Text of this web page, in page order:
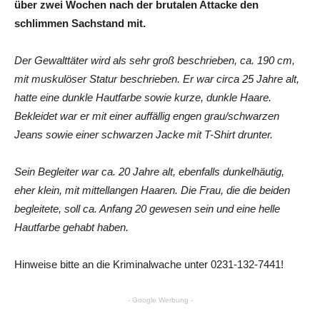
über zwei Wochen nach der brutalen Attacke den
schlimmen Sachstand mit.
Der Gewalttäter wird als sehr groß beschrieben, ca. 190 cm,
mit muskulöser Statur beschrieben. Er war circa 25 Jahre alt,
hatte eine dunkle Hautfarbe sowie kurze, dunkle Haare.
Bekleidet war er mit einer auffällig engen grau/schwarzen
Jeans sowie einer schwarzen Jacke mit T-Shirt drunter.
Sein Begleiter war ca. 20 Jahre alt, ebenfalls dunkelhäutig,
eher klein, mit mittellangen Haaren. Die Frau, die die beiden
begleitete, soll ca. Anfang 20 gewesen sein und eine helle
Hautfarbe gehabt haben.
Hinweise bitte an die Kriminalwache unter 0231-132-7441!
- Google Werbung -